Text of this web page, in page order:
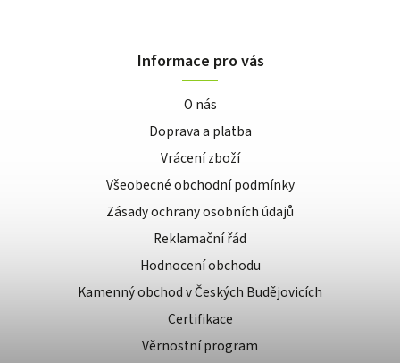
Informace pro vás
O nás
Doprava a platba
Vrácení zboží
Všeobecné obchodní podmínky
Zásady ochrany osobních údajů
Reklamační řád
Hodnocení obchodu
Kamenný obchod v Českých Budějovicích
Certifikace
Věrnostní program